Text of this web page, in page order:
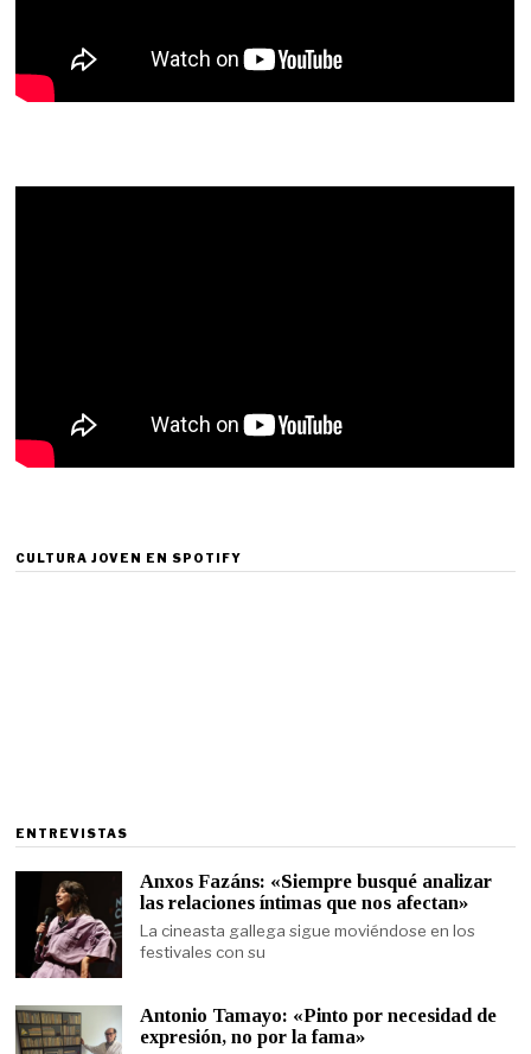
CULTURA JOVEN EN SPOTIFY
ENTREVISTAS
Anxos Fazáns: «Siempre busqué analizar
las relaciones íntimas que nos afectan»
La cineasta gallega sigue moviéndose en los
festivales con su
Antonio Tamayo: «Pinto por necesidad de
expresión, no por la fama»